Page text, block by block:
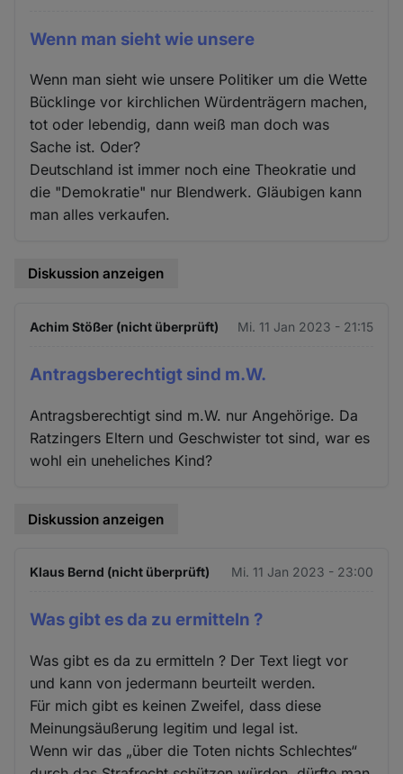
Wenn man sieht wie unsere
Wenn man sieht wie unsere Politiker um die Wette
Bücklinge vor kirchlichen Würdenträgern machen,
tot oder lebendig, dann weiß man doch was
Sache ist. Oder?
Deutschland ist immer noch eine Theokratie und
die "Demokratie" nur Blendwerk. Gläubigen kann
man alles verkaufen.
Diskussion anzeigen
Achim Stößer (nicht überprüft) Mi. 11 Jan 2023 - 21:15
Antragsberechtigt sind m.W.
Antragsberechtigt sind m.W. nur Angehörige. Da
Ratzingers Eltern und Geschwister tot sind, war es
wohl ein uneheliches Kind?
Diskussion anzeigen
Klaus Bernd (nicht überprüft) Mi. 11 Jan 2023 - 23:00
Was gibt es da zu ermitteln ?
Was gibt es da zu ermitteln ? Der Text liegt vor
und kann von jedermann beurteilt werden.
Für mich gibt es keinen Zweifel, dass diese
Meinungsäußerung legitim und legal ist.
Wenn wir das „über die Toten nichts Schlechtes“